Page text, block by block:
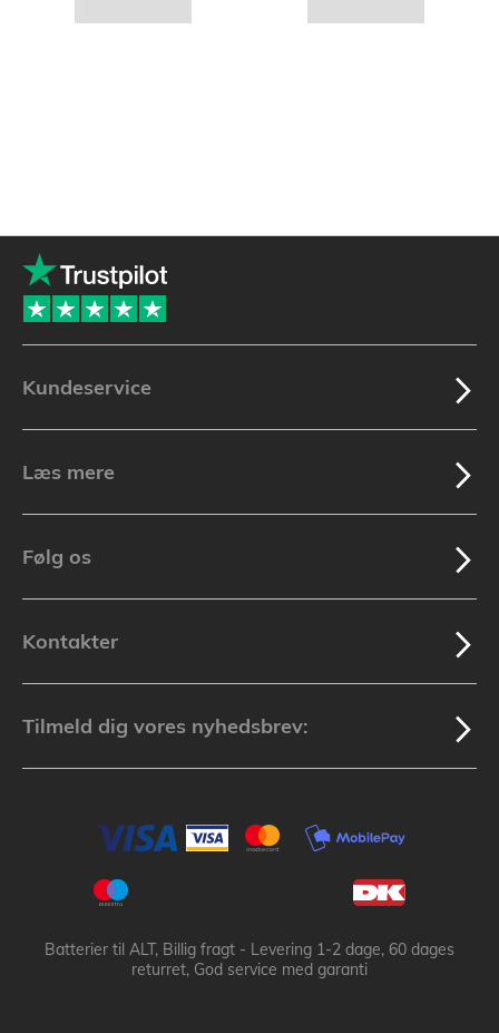
Kundeservice
Læs mere
Følg os
Kontakter
Tilmeld dig vores nyhedsbrev:
Batterier til ALT, Billig fragt - Levering 1-2 dage, 60 dages
returret, God service med garanti